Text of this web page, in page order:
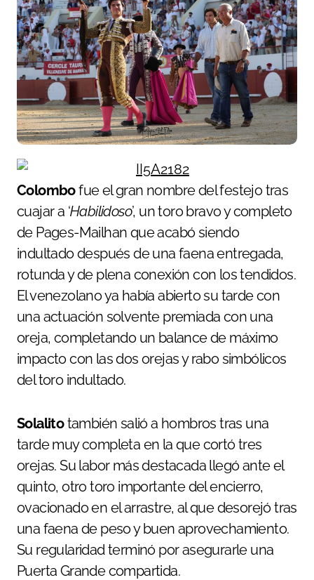
Colombofue el gran nombre del festejo tras
cuajar a ‘Habilidoso’, un toro bravo y completo
de Pages-Mailhan que acabó siendo
indultado después de una faena entregada,
rotunda y de plena conexión con los tendidos.
El venezolano ya había abierto su tarde con
una actuación solvente premiada con una
oreja, completando un balance de máximo
impacto con las dos orejas y rabo simbólicos
del toro indultado.
Solalitotambién salió a hombros tras una
tarde muy completa en la que cortó tres
orejas. Su labor más destacada llegó ante el
quinto, otro toro importante del encierro,
ovacionado en el arrastre, al que desorejó tras
una faena de peso y buen aprovechamiento.
Su regularidad terminó por asegurarle una
Puerta Grande compartida.